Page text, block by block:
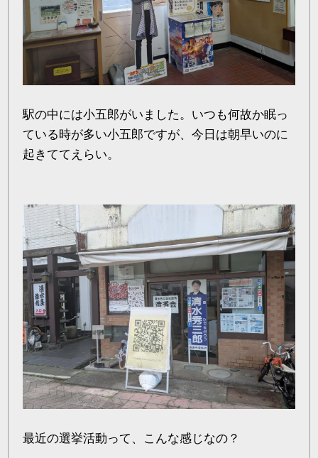
駅の中には小五郎がいました。いつも何故か眠っ
ている時が多い小五郎ですが、今日は朝早いのに
起きててえらい。
最近の選挙活動って、こんな感じなの？